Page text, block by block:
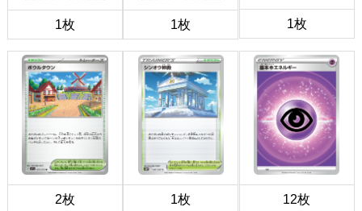
1枚 1枚 1枚
2枚 1枚 12枚